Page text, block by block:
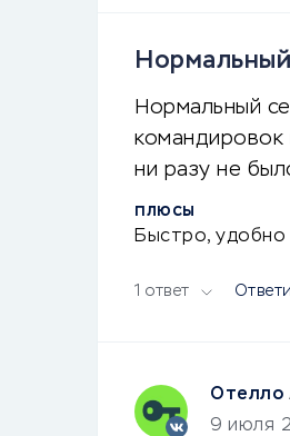
Нормальный
командировок
ни разу не
ПЛЮСЫ
Быстро, удобно
1 ответ
Отелло
9 июля